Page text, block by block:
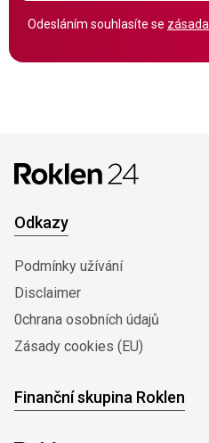
Odesláním souhlasíte se
Odkazy
Podmínky užívání
Disclaimer
0chrana osobních údajů
Zásady cookies (EU)
Finanční skupina Roklen